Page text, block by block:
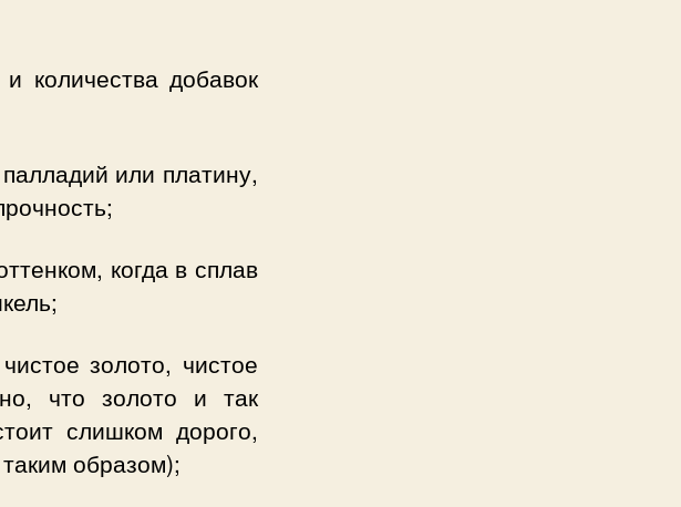
количества добавок
или платину,
когда в сплав
золото, чистое
что золото и так
слишком дорого,
образом);